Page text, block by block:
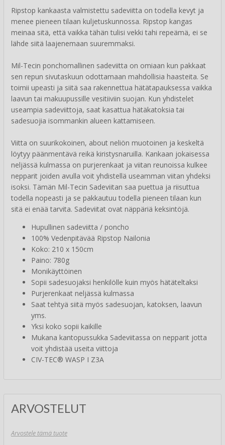
Ripstop kankaasta valmistettu sadeviitta on todella kevyt ja
menee pieneen tilaan kuljetuskunnossa. Ripstop kangas
meinaa sitä, että vaikka tähän tulisi vekki tahi repeämä, ei se
lähde siitä laajenemaan suuremmaksi.
Mil-Tecin ponchomallinen sadeviitta on omiaan kun pakkaat
sen repun sivutaskuun odottamaan mahdollisia haasteita. Se
toimii upeasti ja siitä saa rakennettua hätätapauksessa vaikka
laavun tai makuupussille vesitiiviin suojan. Kun yhdistelet
useampia sadeviittoja, saat kasattua hätäkatoksia tai
sadesuojia isommankin alueen kattamiseen.
Viitta on suurikokoinen, about neliön muotoinen ja keskeltä
löytyy päänmentävä reikä kiristysnaruilla. Kankaan jokaisessa
neljässä kulmassa on purjerenkaat ja viitan reunoissa kulkee
nepparit joiden avulla voit yhdistellä useamman viitan yhdeksi
isoksi. Tämän Mil-Tecin Sadeviitan saa puettua ja riisuttua
todella nopeasti ja se pakkautuu todella pieneen tilaan kun
sitä ei enää tarvita. Sadeviitat ovat näppäriä keksintöjä.
Hupullinen sadeviitta / poncho
100% Vedenpitävää Ripstop Nailonia
Koko: 210 x 150cm
Paino: 780g
Monikäyttöinen
Sopii sadesuojaksi henkilölle kuin myös hätäteltaksi
Purjerenkaat neljässä kulmassa
Saat tehtyä siitä myös sadesuojan, katoksen, laavun
yms.
Yksi koko sopii kaikille
Mukana kantopussukka Sadeviitassa on nepparit jotta
voit yhdistää useita viittoja
CIV-TEC® WASP I Z3A
ARVOSTELUT
Arvostele tämä tuote